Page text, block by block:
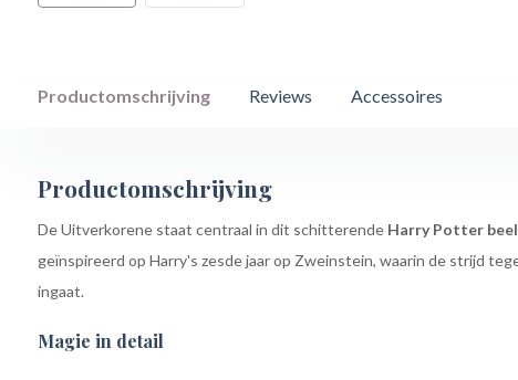
Productomschrijving Reviews Accessoires
Productomschrijving
De Uitverkorene staat centraal in dit schitterende Harry Potter
geïnspireerd op Harry's zesde jaar op Zweinstein, waarin de strijd
ingaat.
Magie in detail